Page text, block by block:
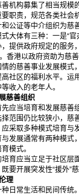
机构募集了相当规模
要职责，规范各类社
公证等中介组织为慈
体有三种：一是“官
提供政府规定的服务
香港以政府资助为慈
慈善事业发展模式，
社区的福利水平。运
收入的老年人。
慈善组织
当培育和发展慈善组
范围仍比较狭小，慈
取多种模式培育与发
发展通常有两种模
模式。
应当立足于社区层面
要开展突发性“援外”
理
常生活和民间传统。